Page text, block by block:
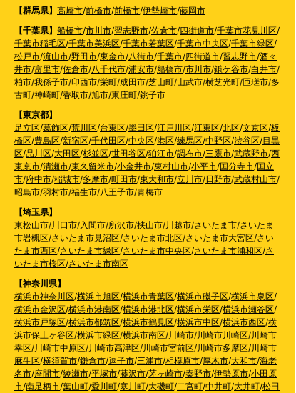
【群馬県】 高崎市/前橋市/前橋市/伊勢崎市/藤岡市
【千葉県】 船橋市/市川市/習志野市/佐倉市/四街道市/千葉市花見川区/
千葉市稲毛区/千葉市美浜区/千葉市若葉区/千葉市中央区/千葉市緑区/
松戸市/流山市/野田市/東金市/八街市/千葉市/四街道市/習志野市/酒々
井市/富里市/佐倉市/八千代市/浦安市/船橋市/市川市/鎌ケ谷市/白井市/
柏市/我孫子市/印西市/栄町/成田市/芝山町/山武市/横芝光町/匝瑳市/多
古町/神崎町/香取市/旭市/東庄町/銚子市
【東京都】
足立区/葛飾区/荒川区/台東区/墨田区/江戸川区/江東区/北区/文京区/板
橋区/豊島区/新宿区/千代田区/中央区/港区/練馬区/中野区/渋谷区/目黒
区/品川区/大田区/杉並区/世田谷区/狛江市/調布市/三鷹市/武蔵野市/西
東京市/清瀬市/東久留米市/小金井市/東村山市/小平市/国分寺市/国立
市/府中市/稲城市/多摩市/町田市/東大和市/立川市/日野市/武蔵村山市/
昭島市/羽村市/福生市/八王子市/青梅市
【埼玉県】
東松山市/川口市/入間市/所沢市/挟山市/川越市/さいたま市/さいたま
市岩槻区/さいたま市見沼区/さいたま市北区/さいたま市大宮区/さい
たま市西区/さいたま市緑区/さいたま市中央区/さいたま市浦和区/さ
いたま市桜区/さいたま市南区
【神奈川県】
横浜市神奈川区/横浜市旭区/横浜市青葉区/横浜市磯子区/横浜市泉区/
横浜市金沢区/横浜市港南区/横浜市港北区/横浜市栄区/横浜市瀬谷区/
横浜市戸塚区/横浜市都筑区/横浜市鶴見区/横浜市中区/横浜市西区/横
浜市保土ヶ谷区/横浜市緑区/横浜市南区/川崎市/川崎市川崎区/川崎市
幸区/川崎市中原区/川崎市高津区/川崎市宮前区/川崎市多摩区/川崎市
麻生区/横須賀市/鎌倉市/逗子市/三浦市/相模原市/厚木市/大和市/海老
名市/座間市/綾瀬市/平塚市/藤沢市/茅ヶ崎市/秦野市/伊勢原市/小田原
市/南足柄市/葉山町/愛川町/寒川町/大磯町/二宮町/中井町/大井町/松田